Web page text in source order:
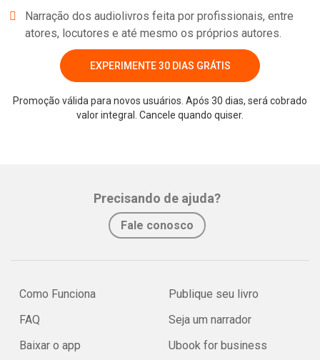
Narração dos audiolivros feita por profissionais, entre
atores, locutores e até mesmo os próprios autores.
EXPERIMENTE 30 DIAS GRÁTIS
Promoção válida para novos usuários. Após 30 dias, será cobrado
valor integral. Cancele quando quiser.
Precisando de ajuda?
Fale conosco
Como Funciona
FAQ
Baixar o app
Publique seu livro
Seja um narrador
Ubook for business